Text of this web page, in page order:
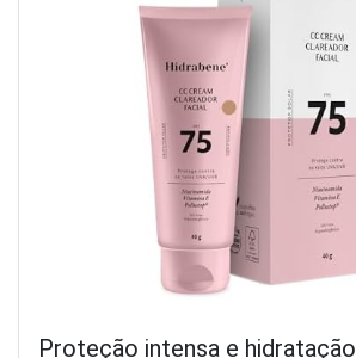
Proteção intensa e hidratação